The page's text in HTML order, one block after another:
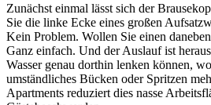
Zunächst einmal lässt sich der
Sie die linke Ecke eines großen
Kein Problem. Wollen Sie einen
Ganz einfach. Und der Auslauf ist
Wasser genau dorthin lenken können,
umständliches Bücken oder Spritzen
Apartments reduziert dies nasse